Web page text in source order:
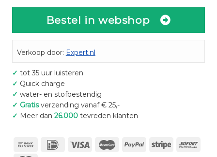
Bestel in webshop
Verkoop door: Expert.nl
✓ tot 35 uur luisteren
✓ Quick charge
✓ water- en stofbestendig
✓ Gratisverzending vanaf € 25,-
✓ Meer dan 26.000tevreden klanten